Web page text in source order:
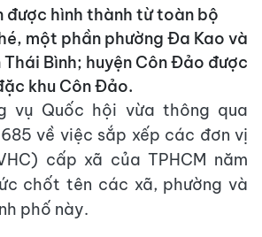
được hình thành từ toàn bộ
một phần phường Đa Kao và
Thái Bình; huyện Côn Đảo được
khu Côn Đảo.
vụ Quốc hội vừa thông qua
về việc sắp xếp các đơn vị
cấp xã của TPHCM năm
chốt tên các xã, phường và
phố này.